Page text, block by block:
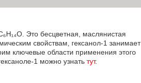
Это бесцветная, маслянистая
свойствам, гексанол-1 занимает
ключевые области применения этого
1 можно узнать тут.